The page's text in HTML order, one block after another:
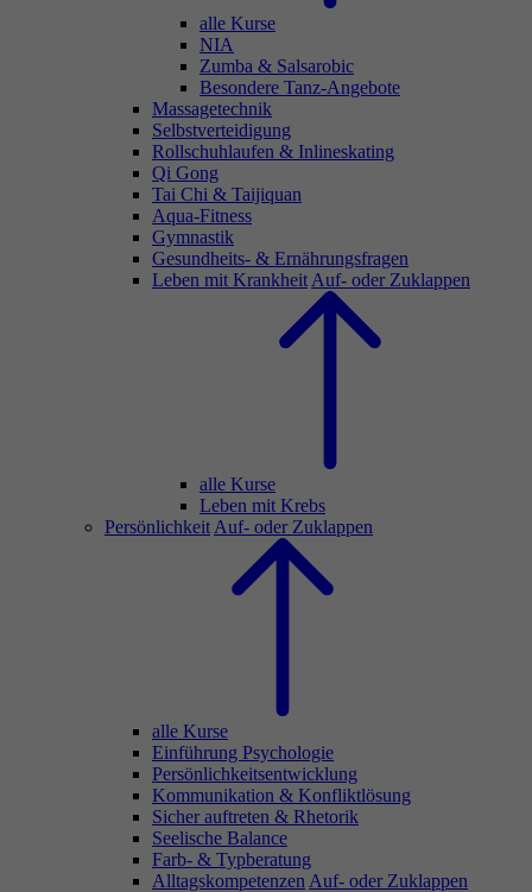
alle Kurse
NIA
Zumba & Salsarobic
Besondere Tanz-Angebote
Massagetechnik
Selbstverteidigung
Rollschuhlaufen & Inlineskating
Qi Gong
Tai Chi & Taijiquan
Aqua-Fitness
Gymnastik
Gesundheits- & Ernährungsfragen
Leben mit Krankheit Auf- oder Zuklappen
alle Kurse
Leben mit Krebs
Persönlichkeit Auf- oder Zuklappen
alle Kurse
Einführung Psychologie
Persönlichkeitsentwicklung
Kommunikation & Konfliktlösung
Sicher auftreten & Rhetorik
Seelische Balance
Farb- & Typberatung
Alltagskompetenzen Auf- oder Zuklappen